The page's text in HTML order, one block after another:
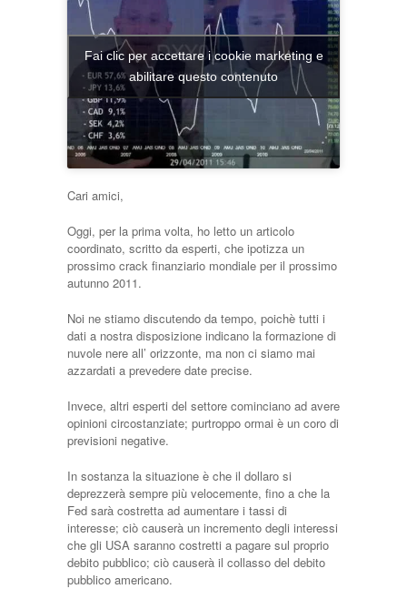
Fai clic per accettare i cookie marketing e
abilitare questo contenuto
Cari amici,
Oggi, per la prima volta, ho letto un articolo
coordinato, scritto da esperti, che ipotizza un
prossimo crack finanziario mondiale per il prossimo
autunno 2011.
Noi ne stiamo discutendo da tempo, poichè tutti i
dati a nostra disposizione indicano la formazione di
nuvole nere all’ orizzonte, ma non ci siamo mai
azzardati a prevedere date precise.
Invece, altri esperti del settore cominciano ad avere
opinioni circostanziate; purtroppo ormai è un coro di
previsioni negative.
In sostanza la situazione è che il dollaro si
deprezzerà sempre più velocemente, fino a che la
Fed sarà costretta ad aumentare i tassi di
interesse; ciò causerà un incremento degli interessi
che gli USA saranno costretti a pagare sul proprio
debito pubblico; ciò causerà il collasso del debito
pubblico americano.